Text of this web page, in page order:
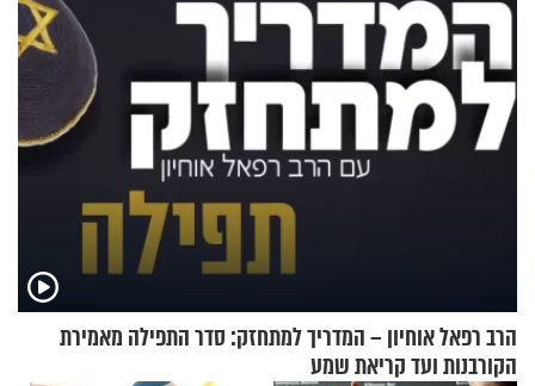
הרב רפאל אוחיון – המדריך למתחזק: סדר התפילה מאמירת
הקורבנות ועד קריאת שמע